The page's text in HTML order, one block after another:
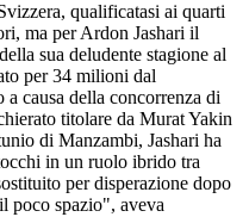
qualificatasi ai quarti
ma per Ardon Jashari il
sua deludente stagione al
per 34 milioni dal
causa della concorrenza di
titolare da Murat Yakin
di Manzambi, Jashari ha
in un ruolo ibrido tra
per disperazione dopo
poco spazio", aveva